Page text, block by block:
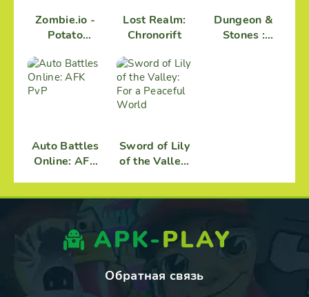
Zombie.io -
Potato
Lost Realm:
Chronorift
Dungeon &
Stones :
Auto Battles
Online: AFK
Sword of Lily
of the Valley:
APK-PLAY
Обратная связь